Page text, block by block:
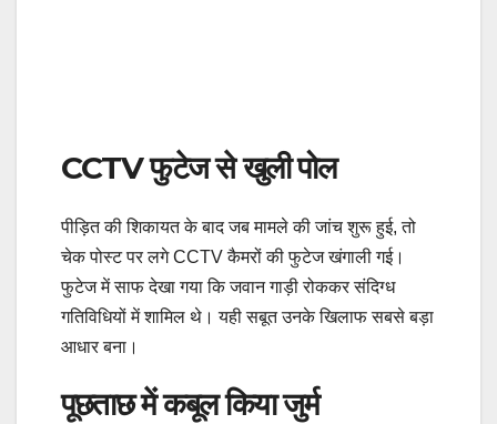
CCTV फुटेज से खुली पोल
पीड़ित की शिकायत के बाद जब मामले की जांच शुरू हुई, तो
चेक पोस्ट पर लगे CCTV कैमरों की फुटेज खंगाली गई।
फुटेज में साफ देखा गया कि जवान गाड़ी रोककर संदिग्ध
गतिविधियों में शामिल थे। यही सबूत उनके खिलाफ सबसे बड़ा
आधार बना।
पूछताछ में कबूल किया जुर्म